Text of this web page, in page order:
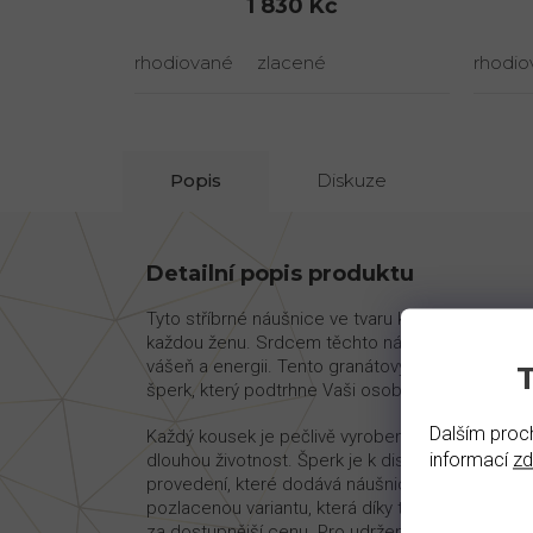
Dalším
informací
1 830 Kč
rhodiované zlacené
Popis Diskuze
Detailní popis produktu
Tyto stříbrné náušnice ve tvaru kolečka,
každou ženu. Srdcem těchto náušnic jsou
vášeň a energii. Tento granátový šperk z
šperk, který podtrhne Vaši osobnost.
Každý kousek je pečlivě vyroben z české dílny
dlouhou životnost. Šperk je k dispozici ve dvou
provedení, které dodává náušnicím jasný
pozlacenou variantu, která díky teplému